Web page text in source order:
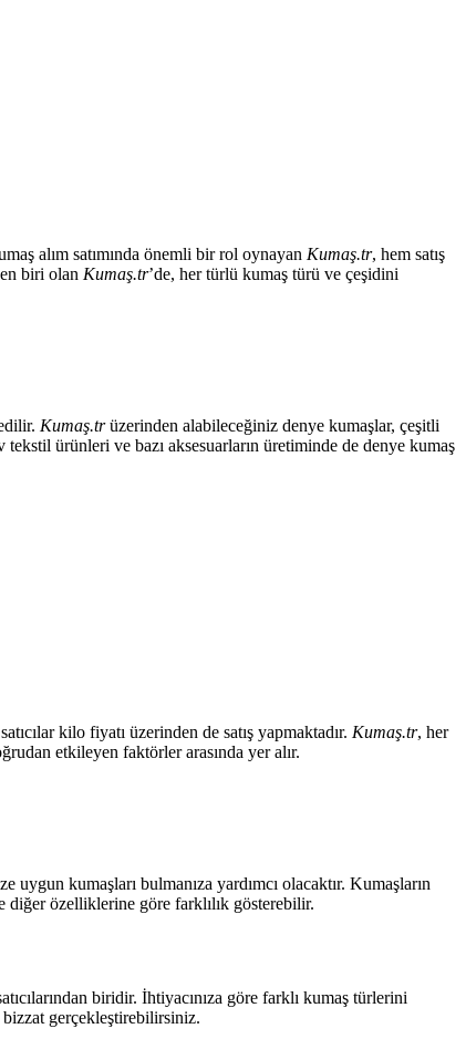
alım satımında önemli bir rol oynayan Kumaş.tr, hem satış
biri olan Kumaş.tr’de, her türlü kumaş türü ve çeşidini
Kumaş.trüzerinden alabileceğiniz denye kumaşlar, çeşitli
ürünleri ve bazı aksesuarların üretiminde de denye kumaş
kilo fiyatı üzerinden de satış yapmaktadır. Kumaş.tr, her
etkileyen faktörler arasında yer alır.
uygun kumaşları bulmanıza yardımcı olacaktır. Kumaşların
diğer özelliklerine göre farklılık gösterebilir.
biridir. İhtiyacınıza göre farklı kumaş türlerini
bizzat gerçekleştirebilirsiniz.